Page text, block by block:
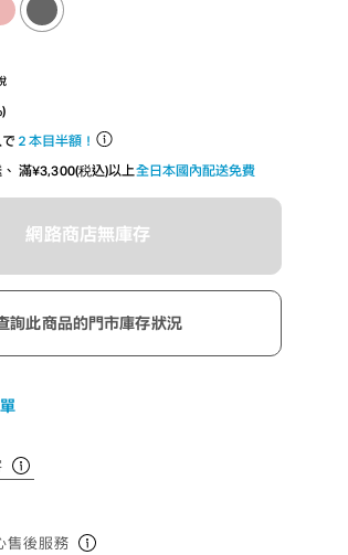
２本目半額！
滿¥3,300(税込)以上全日本國內配送免費
網路商店無庫存
詢此商品的門市庫存狀況
售後服務